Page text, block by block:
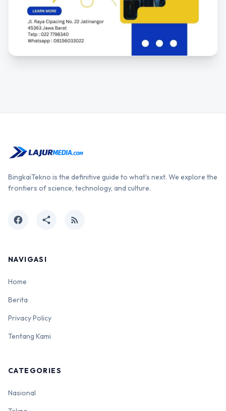
BingkaiTekno is the definitive guide to what's next. We explore the
frontiers of science, technology, and culture.
facebook share rss_feed
NAVIGASI
Home
Berita
Privacy Policy
Tentang Kami
CATEGORIES
Nasional